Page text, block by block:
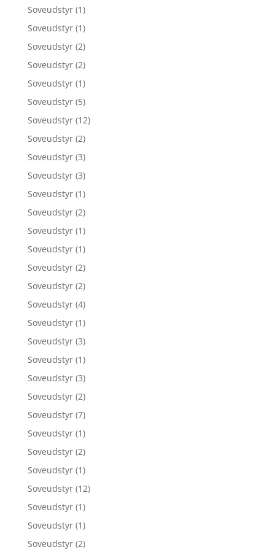
Soveudstyr (1)
Soveudstyr (1)
Soveudstyr (2)
Soveudstyr (2)
Soveudstyr (1)
Soveudstyr (5)
Soveudstyr (12)
Soveudstyr (2)
Soveudstyr (3)
Soveudstyr (3)
Soveudstyr (1)
Soveudstyr (2)
Soveudstyr (1)
Soveudstyr (1)
Soveudstyr (2)
Soveudstyr (2)
Soveudstyr (4)
Soveudstyr (1)
Soveudstyr (3)
Soveudstyr (1)
Soveudstyr (3)
Soveudstyr (2)
Soveudstyr (7)
Soveudstyr (1)
Soveudstyr (2)
Soveudstyr (1)
Soveudstyr (12)
Soveudstyr (1)
Soveudstyr (1)
Soveudstyr (2)